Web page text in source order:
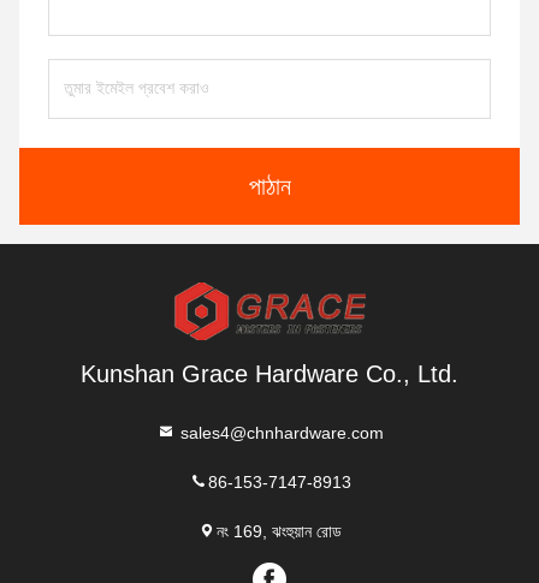
পাঠান
Kunshan Grace Hardware Co., Ltd.
sales4@chnhardware.com
86-153-7147-8913
নং 169, ঝংহুয়ান রোড